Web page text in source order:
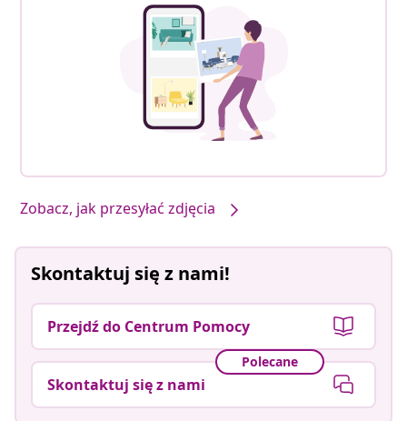
Zobacz, jak przesyłać zdjęcia
Skontaktuj się z nami!
Przejdź do Centrum Pomocy
Polecane
Skontaktuj się z nami